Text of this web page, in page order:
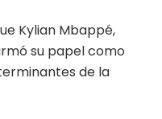
Kylian Mbappé,
su papel como
de la